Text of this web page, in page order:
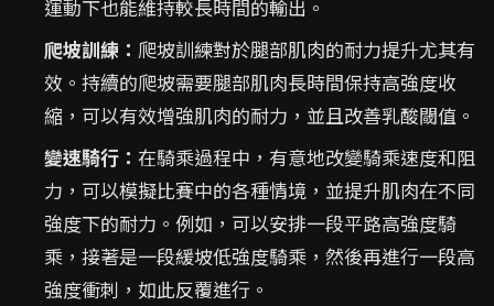
運動下也能維持較長時間的輸出。
爬坡訓練： 爬坡訓練對於腿部肌肉的耐力提升尤其有
效。持續的爬坡需要腿部肌肉長時間保持高強度收
縮，可以有效增強肌肉的耐力，並且改善乳酸閾值。
變速騎行： 在騎乘過程中，有意地改變騎乘速度和阻
力，可以模擬比賽中的各種情境，並提升肌肉在不同
強度下的耐力。例如，可以安排一段平路高強度騎
乘，接著是一段緩坡低強度騎乘，然後再進行一段高
強度衝刺，如此反覆進行。